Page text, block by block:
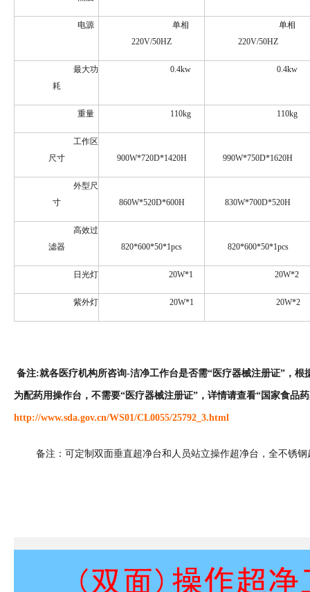
电源
单相
220V/50HZ
单相
220V/50HZ
最大功
耗
0.4kw 0.4kw
重量 110kg 110kg
工作区
尺寸
900W*720D*1420H 990W*750D*1620H
外型尺
寸
860W*520D*600H 830W*700D*520H
高效过
滤器
820*600*50*1pcs 820*600*50*1pcs
日光灯 20W*1 20W*2
紫外灯 20W*1 20W*2
备注:就各医疗机构所咨询-洁净工作台是否需“医疗器械注册证”，
为配药用操作台，不需要“医疗器械注册证”，详情请查看“国家食品
http://www.sda.gov.cn/WS01/CL0055/25792_3.html
备注：可定制双面垂直超净台和人员站立操作超净台，全不锈钢